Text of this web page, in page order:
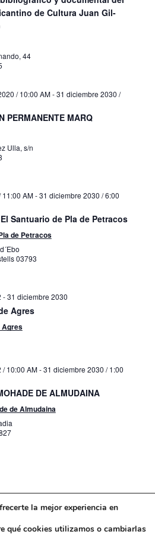
Carrer Alcassares, Alcoy
Permanente. El siglo XIX. La
a la luz
2022 / 10:00 AM
PM
/ 8:00 AM-28 enero 2024 /
AZORÍN DE NOVELA 2024
Miró. Dibujos de la
Ricardo Fuente’
/ 10:00 AM
PM
DEL PIANO»
2023 / 8:00 PM
/ 9:00 PM
de Recreación Histórica
2023 / 8:00 AM-1 octubre
PM
Tossal de Manisses
internacional MARQ
Plza. Dr. Gómez Ulla, s/n, Alicante
de Cultura Juan Gil-
44
/ 10:00 AM-31 diciembre 2030 /
PERMANENTE MARQ
Ulla, s/n
11:00 AM-31 diciembre 2030 / 6:00
Santuario de Pla de Petracos
de Petracos
03793
-31 diciembre 2030
Agres
Agres
/ 10:00 AM-31 diciembre 2030 / 1:00
DE ALMUDAINA
de Almudaina
la mejor experiencia en
qué cookies utilizamos o cambiarlas